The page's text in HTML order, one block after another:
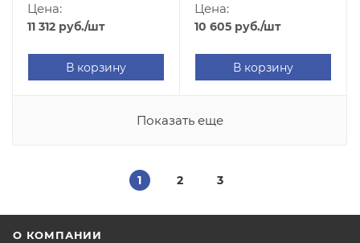
Цена:
11 312 руб./шт
В корзину
Цена:
10 605 руб./шт
В корзину
Показать еще
1 2 3
О КОМПАНИИ